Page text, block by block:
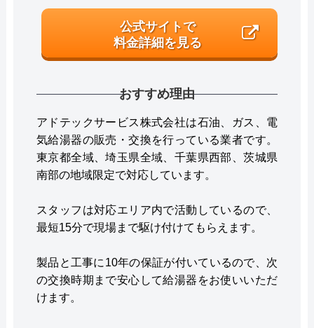
公式サイトで
料金詳細を見る
おすすめ理由
アドテックサービス株式会社は石油、ガス、電
気給湯器の販売・交換を行っている業者です。
東京都全域、埼玉県全域、千葉県西部、茨城県
南部の地域限定で対応しています。
スタッフは対応エリア内で活動しているので、
最短15分で現場まで駆け付けてもらえます。
製品と工事に10年の保証が付いているので、次
の交換時期まで安心して給湯器をお使いいただ
けます。